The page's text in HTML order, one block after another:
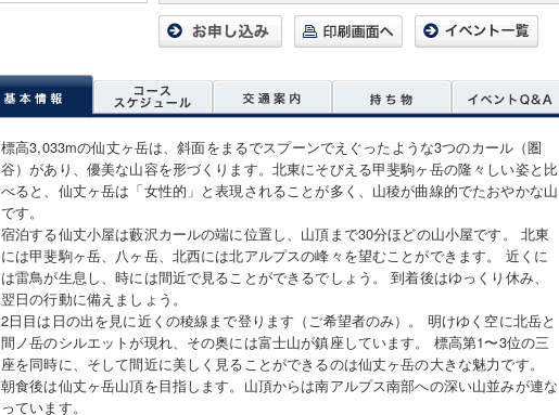
標高3,033mの仙丈ヶ岳は、斜面をまるでスプーンでえぐったような3つのカール（圏
谷）があり、優美な山容を形づくります。北東にそびえる甲斐駒ヶ岳の隆々しい姿と比
べると、仙丈ヶ岳は「女性的」と表現されることが多く、山稜が曲線的でたおやかな山
です。
宿泊する仙丈小屋は藪沢カールの端に位置し、山頂まで30分ほどの山小屋です。 北東
には甲斐駒ヶ岳、八ヶ岳、北西には北アルプスの峰々を望むことができます。 近くに
は雷鳥が生息し、時には間近で見ることができるでしょう。 到着後はゆっくり休み、
翌日の行動に備えましょう。
2日目は日の出を見に近くの稜線まで登ります（ご希望者のみ）。 明けゆく空に北岳と
間ノ岳のシルエットが現れ、その奥には富士山が鎮座しています。 標高第1〜3位の三
座を同時に、そして間近に美しく見ることができるのは仙丈ヶ岳の大きな魅力です。
朝食後は仙丈ヶ岳山頂を目指します。山頂からは南アルプス南部への深い山並みが連な
っています。